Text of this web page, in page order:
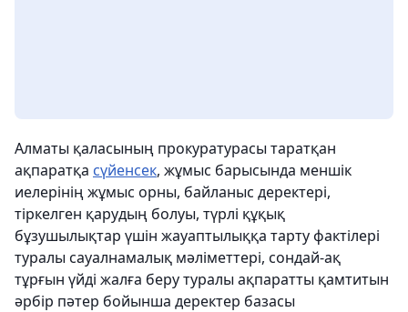
Алматы қаласының прокуратурасы таратқан
ақпаратқа сүйенсек, жұмыс барысында меншік
иелерінің жұмыс орны, байланыс деректері,
тіркелген қарудың болуы, түрлі құқық
бұзушылықтар үшін жауаптылыққа тарту фактілері
туралы сауалнамалық мәліметтері, сондай-ақ
тұрғын үйді жалға беру туралы ақпаратты қамтитын
әрбір пәтер бойынша деректер базасы